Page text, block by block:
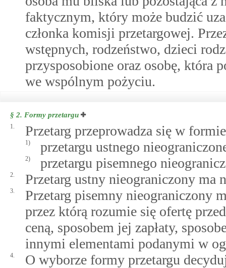
faktycznym, który może budzić
członka komisji przetargowej.
wstępnych, rodzeństwo, dzieci
przysposobione oraz osobę, która
we wspólnym pożyciu.
§ 2. Formy przetargu
1. Przetarg przeprowadza się w
1) przetargu ustnego
2) przetargu pisemnego
2. Przetarg ustny nieograniczony ma
3.
Przetarg pisemny nieograniczony
przez którą rozumie się ofertę
ceną, sposobem jej zapłaty,
innymi elementami podanymi w
4. O wyborze formy przetargu